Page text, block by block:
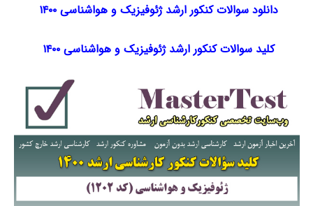
دانلود سوالات کنکور ارشد ژئوفیزیک و هواشناسی ۱۴۰۰
کلید سوالات کنکور ارشد ژئوفیزیک و هواشناسی ۱۴۰۰